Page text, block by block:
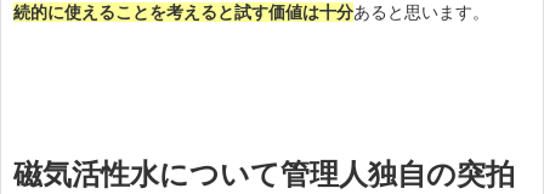
続的に使えることを考えると試す価値は十分あると思います。
磁気活性水について管理人独自の突拍